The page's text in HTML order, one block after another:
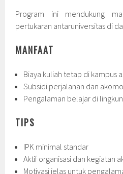
Program ini mendukung
pertukaran antaruniversitas di
MANFAAT
Biaya kuliah tetap di kampus
Subsidi perjalanan dan
Pengalaman belajar di
TIPS
IPK minimal standar
Aktif organisasi dan kegiatan
Motivasi jelas untuk